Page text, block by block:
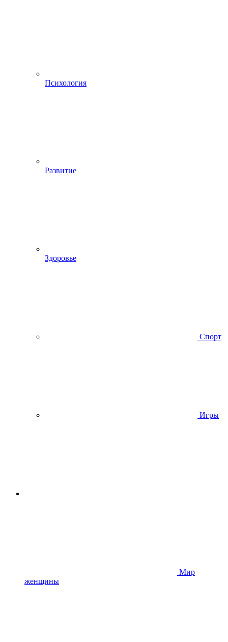
Психология
Развитие
Здоровье
Спорт
Игры
Мир
женщины